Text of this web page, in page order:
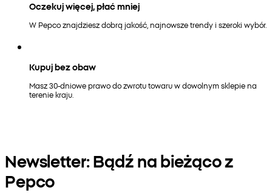
Oczekuj więcej, płać mniej
W Pepco znajdziesz dobrą jakość, najnowsze trendy i szeroki wybór.
Kupuj bez obaw
Masz 30-dniowe prawo do zwrotu towaru w dowolnym sklepie na
terenie kraju.
Newsletter: Bądź na bieżąco z
Pepco